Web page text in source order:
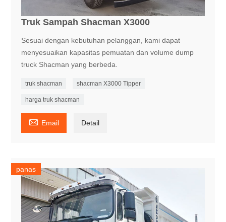
Truk Sampah Shacman X3000
Sesuai dengan kebutuhan pelanggan, kami dapat
menyesuaikan kapasitas pemuatan dan volume dump
truck Shacman yang berbeda.
truk shacman shacman X3000 Tipper
harga truk shacman
 Email Detail
panas